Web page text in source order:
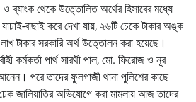
ব্যাংক থেকে উত্তোলিত অর্থের হিসাবের মধ্যে
বাছাই করে দেখা যায়, ২৬টি চেকে টাকার অঙ্ক
টাকার সরকারি অর্থ উত্তোলন করা হয়েছে।
কর্মকর্তা পার্থ সারথী পাল, মো. ফিরোজ ও নূর
পরে তাদের ফুলগাজী থানা পুলিশের কাছে
জালিয়াতির অভিযোগে করা মামলায় আজ তাদের